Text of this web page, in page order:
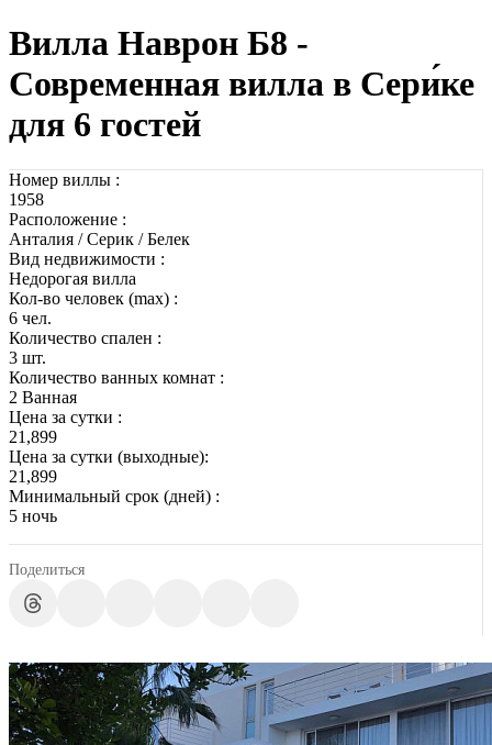
Вилла Наврон Б8 -
Современная вилла в Сери́ке
для 6 гостей
Номер виллы :
1958
Расположение :
Анталия / Серик / Белек
Вид недвижимости :
Недорогая вилла
Кол-во человек (max) :
6 чел.
Количество спален :
3 шт.
Количество ванных комнат :
2 Ванная
Цена за сутки :
21,899
Цена за сутки (выходные):
21,899
Минимальный срок (дней) :
5 ночь
Поделиться